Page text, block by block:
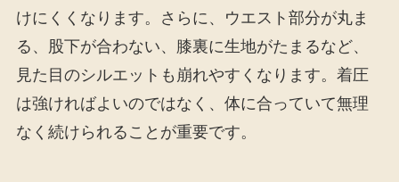
けにくくなります。さらに、ウエスト部分が丸ま
る、股下が合わない、膝裏に生地がたまるなど、
見た目のシルエットも崩れやすくなります。着圧
は強ければよいのではなく、体に合っていて無理
なく続けられることが重要です。